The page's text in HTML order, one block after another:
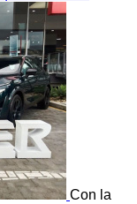
Con la